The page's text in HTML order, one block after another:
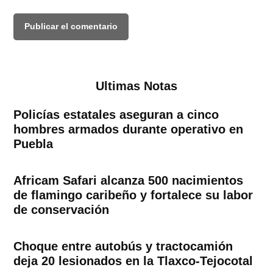
Ultimas Notas
Policías estatales aseguran a cinco
hombres armados durante operativo en
Puebla
Africam Safari alcanza 500 nacimientos
de flamingo caribeño y fortalece su labor
de conservación
Choque entre autobús y tractocamión
deja 20 lesionados en la Tlaxco-Tejocotal